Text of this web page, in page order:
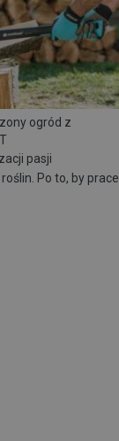
ogród z
pasji
Po to, by prace